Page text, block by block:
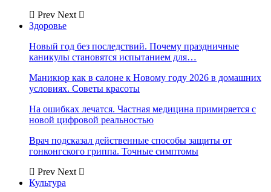
Prev Next
Здоровье
Новый год без последствий. Почему праздничные
каникулы становятся испытанием для…
Маникюр как в салоне к Новому году 2026 в домашних
условиях. Советы красоты
На ошибках лечатся. Частная медицина примиряется с
новой цифровой реальностью
Врач подсказал действенные способы защиты от
гонконгского гриппа. Точные симптомы
Prev Next
Культура